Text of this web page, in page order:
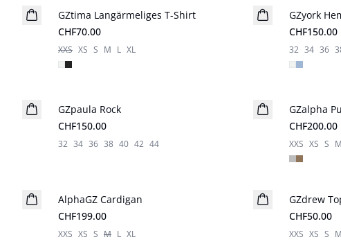
Neuheiten
GZtima Langärmeliges T-Shirt
CHF70.00
XXS XS S M L XL
Neuheiten
GZyork
CHF150.00
32 34 36
Neuheiten
GZpaula Rock
CHF150.00
32 34 36 38 40 42 44
GZalpha
CHF200.00
XXS XS S M
AlphaGZ Cardigan
CHF199.00
XXS XS S M L XL
GZdrew
CHF50.00
XXS XS S M